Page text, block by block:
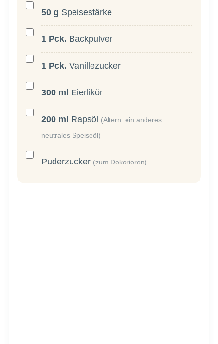
50 g Speisestärke
1 Pck. Backpulver
1 Pck. Vanillezucker
300 ml Eierlikör
200 ml Rapsöl (Altern. ein anderes
neutrales Speiseöl)
Puderzucker (zum Dekorieren)